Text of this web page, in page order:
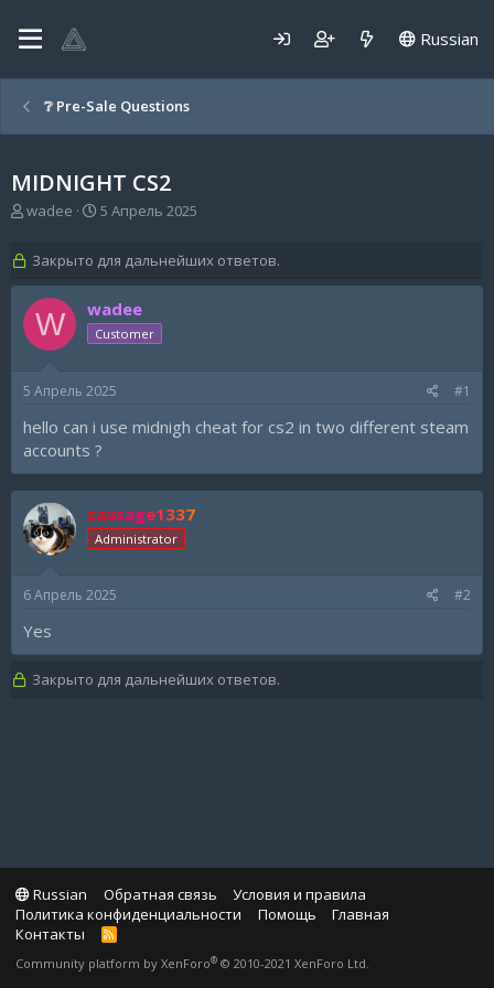
Russian
❔ Pre-Sale Questions
MIDNIGHT CS2
А
о
р
т
м
wadee
Д
а
н
а
ч
а
а
5 Апрель 2025
Закрыто для дальнейших ответов.
W wadee
Customer
5 Апрель 2025 #1
hello can i use midnigh cheat for cs2 in two different steam
accounts ?
sausage1337
Administrator
6 Апрель 2025 #2
Yes
Закрыто для дальнейших ответов.
Russian Обратная связь
Условия и правила
Политика конфиденциальности
Помощь
Главная
Контакты
R
S
Community platform by XenForo® © 2010-2021 XenForo Ltd.